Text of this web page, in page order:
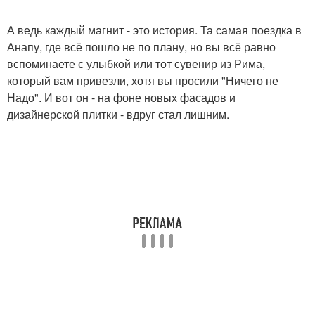
А ведь каждый магнит - это история. Та самая поездка в
Анапу, где всё пошло не по плану, но вы всё равно
вспоминаете с улыбкой или тот сувенир из Рима,
который вам привезли, хотя вы просили "Ничего не
Надо". И вот он - на фоне новых фасадов и
дизайнерской плитки - вдруг стал лишним.